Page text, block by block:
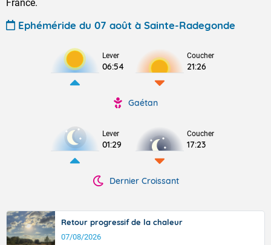
France.
Ephéméride du 07 août à Sainte-Radegonde
Lever
06:54
Coucher
21:26
Gaétan
Lever
01:29
Coucher
17:23
Dernier Croissant
Retour progressif de la chaleur
07/08/2026